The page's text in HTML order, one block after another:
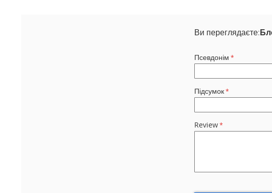
Ви переглядаєте:
Псевдонім
Підсумок
Review